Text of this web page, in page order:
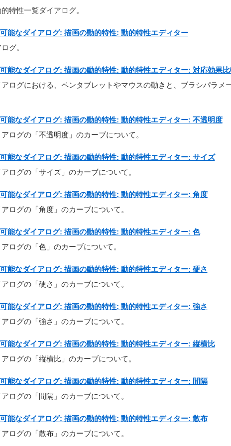
特性一覧ダイアログ。
能なダイアログ: 描画の動的特性: 動的特性エディター
グ。
能なダイアログ: 描画の動的特性: 動的特性エディター: 対応効果
アログにおける、ペンタブレットやマウスの動きと、ブラシパラメ
能なダイアログ: 描画の動的特性: 動的特性エディター: 不透明度
ログの「不透明度」のカーブについて。
能なダイアログ: 描画の動的特性: 動的特性エディター: サイズ
ログの「サイズ」のカーブについて。
能なダイアログ: 描画の動的特性: 動的特性エディター: 角度
ログの「角度」のカーブについて。
能なダイアログ: 描画の動的特性: 動的特性エディター: 色
ログの「色」のカーブについて。
能なダイアログ: 描画の動的特性: 動的特性エディター: 硬さ
ログの「硬さ」のカーブについて。
能なダイアログ: 描画の動的特性: 動的特性エディター: 強さ
ログの「強さ」のカーブについて。
能なダイアログ: 描画の動的特性: 動的特性エディター: 縦横比
ログの「縦横比」のカーブについて。
能なダイアログ: 描画の動的特性: 動的特性エディター: 間隔
ログの「間隔」のカーブについて。
能なダイアログ: 描画の動的特性: 動的特性エディター: 散布
ログの「散布」のカーブについて。